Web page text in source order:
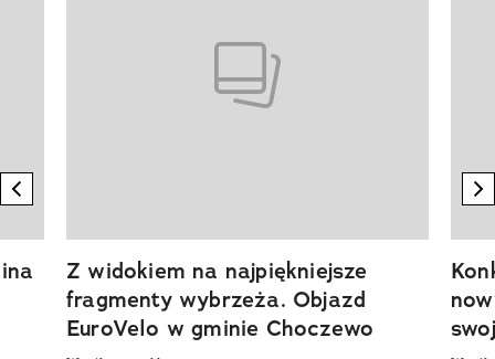
previous element
Z widokiem na najpiękniejsze
fragmenty wybrzeża. Objazd
EuroVelo w gminie Choczewo